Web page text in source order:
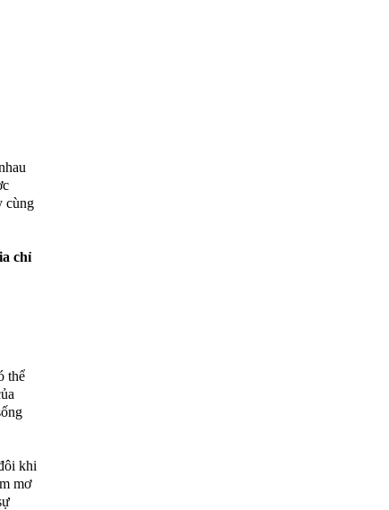
cùng
chỉ
thể
khi
mơ